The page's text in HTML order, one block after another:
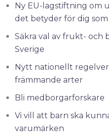
Ny EU-lagstiftning om
det betyder för dig
Säkra val av frukt- och
Sverige
Nytt nationellt
främmande arter
Bli medborgarforskare
Vi vill att barn ska
varumärken